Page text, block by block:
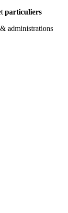
particuliers
administrations